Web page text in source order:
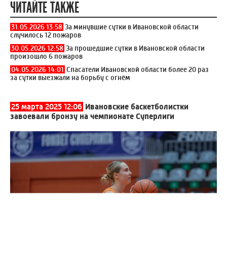
ЧИТАЙТЕ ТАКЖЕ
31.05.2026 13:58 За минувшие сутки в Ивановской области
случилось 12 пожаров
30.05.2026 12:58 За прошедшие сутки в Ивановской области
произошло 6 пожаров
04.05.2026 14:01 Спасатели Ивановской области более 20 раз
за сутки выезжали на борьбу с огнём
25 марта 2025 12:06 Ивановские баскетболистки
завоевали бронзу на чемпионате Суперлиги